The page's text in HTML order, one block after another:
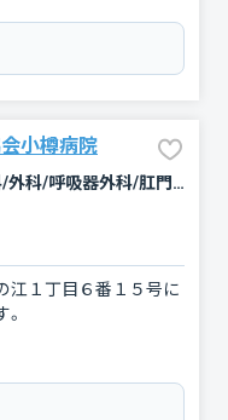
小樽病院
消化器科/内科/循環器科/呼吸器内科/外科/呼吸器外科/肛門科/整形外科/産婦人科/小児科/麻酔科/放射線科
江１丁目６番１５号に